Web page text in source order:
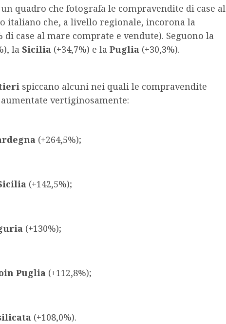
quadro che fotografa le compravendite di case al
italiano che, a livello regionale, incorona la
di case al mare comprate e vendute). Seguono la
la Sicilia (+34,7%) e la Puglia (+30,3%).
spiccano alcuni nei quali le compravendite
vertiginosamente:
(+264,5%);
(+142,5%);
(+130%);
in Puglia (+112,8%);
(+108,0%).